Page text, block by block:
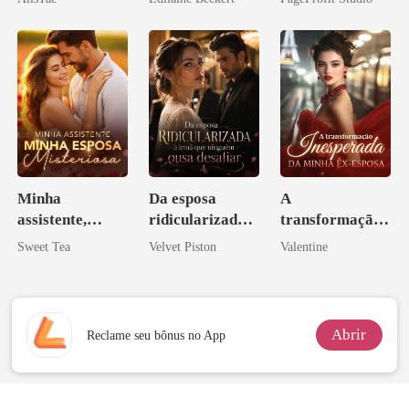
Minha
assistente,
minha esposa
Sweet Tea
Da esposa
ridicularizada à
irmã que
Velvet Piston
A
transformação
inesperada da
Valentine
Reclame seu bônus no App Abrir